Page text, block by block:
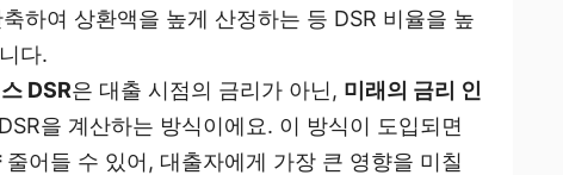
하여 상환액을 높게 산정하는 등 DSR 비율을 높
다.
DSR은 대출 시점의 금리가 아닌, 미래의 금리 인
을 계산하는 방식이에요. 이 방식이 도입되면
줄어들 수 있어, 대출자에게 가장 큰 영향을 미칠